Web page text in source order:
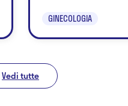
GINECOLOGIA
Vedi tutte